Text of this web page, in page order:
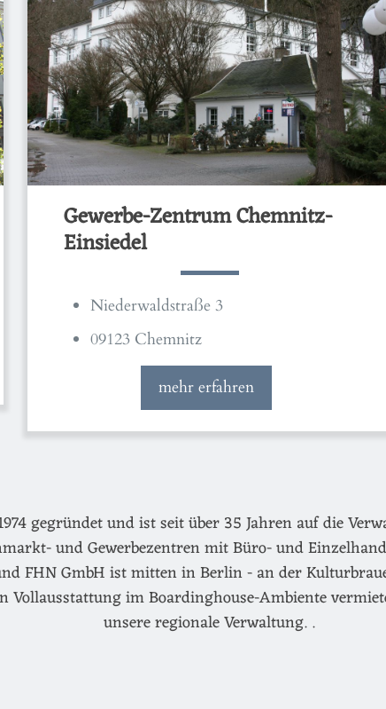
Gewerbe-Zentrum Chemnitz-
Einsiedel
Niederwaldstraße 3
09123 Chemnitz
mehr erfahren
gegründet und ist seit über 35 Jahren auf die
und Gewerbezentren mit Büro- und
FHN GmbH ist mitten in Berlin - an der
Vollausstattung im Boardinghouse-Ambiente
unsere regionale Verwaltung. .